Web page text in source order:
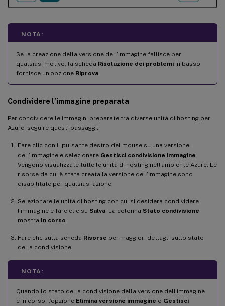
NOTA:
Se la creazione della versione dell’immagine fallisce per
qualsiasi motivo, la scheda Risoluzione dei problemi in basso
fornisce un’opzione Riprova
Condividere l’immagine preparata
Per condividere le immagini preparate tra diverse unità di hosting per
Azure, seguire questi passaggi:
Fare clic con il pulsante destro del mouse su una versione
dell’immagine e selezionare Gestisci condivisione immagine
Vengono visualizzate tutte le unità di hosting nell’ambiente Azure. Le
risorse da cui è stata creata la versione dell’immagine sono
disabilitate per qualsiasi azione.
Selezionare le unità di hosting con cui si desidera condividere
l’immagine e fare clic su Salva . La colonna Stato condivisione
mostra In corso
Fare clic sulla scheda Risorse per maggiori dettagli sullo stato
della condivisione.
NOTA:
Quando lo stato della condivisione della versione dell’immagine
è in corso, l’opzione Elimina versione immagine o Gestisci